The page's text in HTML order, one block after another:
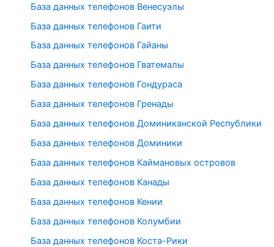
База данных телефонов Венесуэлы
База данных телефонов Гаити
База данных телефонов Гайаны
База данных телефонов Гватемалы
База данных телефонов Гондураса
База данных телефонов Гренады
База данных телефонов Доминиканской Республики
База данных телефонов Доминики
База данных телефонов Каймановых островов
База данных телефонов Канады
База данных телефонов Кении
База данных телефонов Колумбии
База данных телефонов Коста-Рики